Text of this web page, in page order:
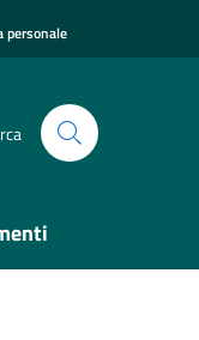
personale